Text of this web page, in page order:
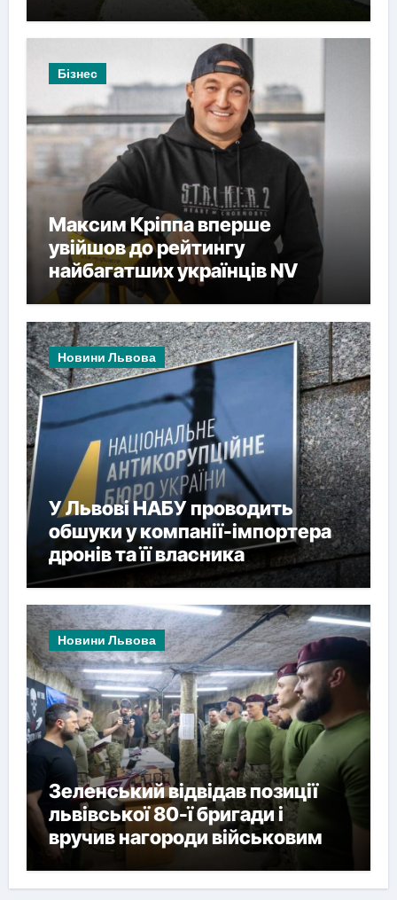
Бізнес
Максим Кріппа вперше
увійшов до рейтингу
найбагатших українців NV
Новини Львова
У Львові НАБУ проводить
обшуки у компанії-імпортера
дронів та її власника
Новини Львова
Зеленський відвідав позиції
львівської 80-ї бригади і
вручив нагороди військовим